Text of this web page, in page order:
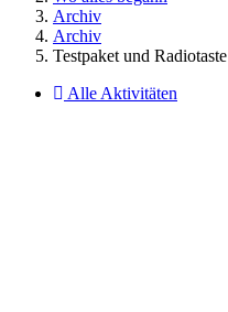
Archiv
Archiv
Testpaket und Radiotaste
Alle Aktivitäten